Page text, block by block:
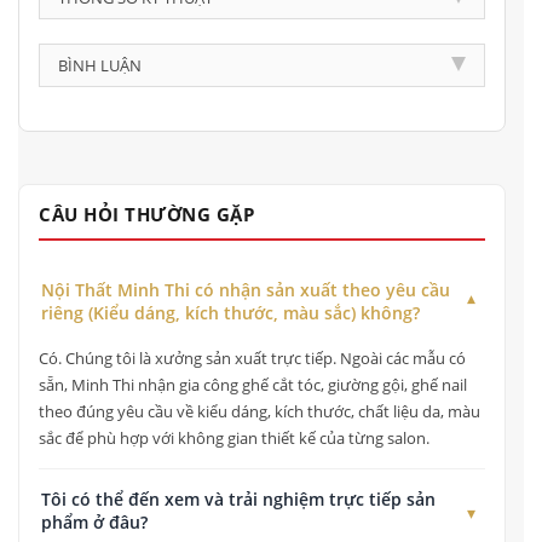
BÌNH LUẬN
CÂU HỎI THƯỜNG GẶP
Nội Thất Minh Thi có nhận sản xuất theo yêu cầu
riêng (Kiểu dáng, kích thước, màu sắc) không?
Có. Chúng tôi là xưởng sản xuất trực tiếp. Ngoài các mẫu có
sẵn, Minh Thi nhận gia công ghế cắt tóc, giường gội, ghế nail
theo đúng yêu cầu về kiểu dáng, kích thước, chất liệu da, màu
sắc để phù hợp với không gian thiết kế của từng salon.
Tôi có thể đến xem và trải nghiệm trực tiếp sản
phẩm ở đâu?